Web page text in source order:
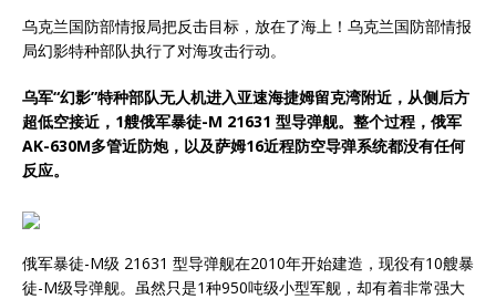
乌克兰国防部情报局把反击目标，放在了海上！乌克兰国防部情报
局幻影特种部队执行了对海攻击行动。
乌军“幻影”特种部队无人机进入亚速海捷姆留克湾附近，从侧后方
超低空接近，1艘俄军暴徒-M 21631 型导弹舰。整个过程，俄军
AK-630M多管近防炮，以及萨姆16近程防空导弹系统都没有任何
反应。
俄军暴徒-M级 21631 型导弹舰在2010年开始建造，现役有10艘暴
徒-M级导弹舰。虽然只是1种950吨级小型军舰，却有着非常强大